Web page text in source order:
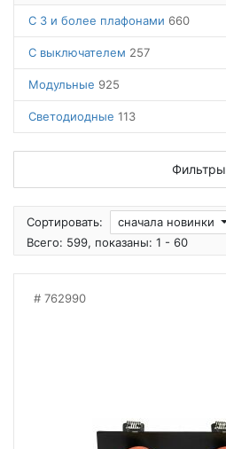
С 3 и более плафонами 660
С выключателем 257
Модульные 925
Светодиодные 113
Фильтры
Сортировать:
сначала новинки
Всего: 599, показаны: 1 - 60
762990